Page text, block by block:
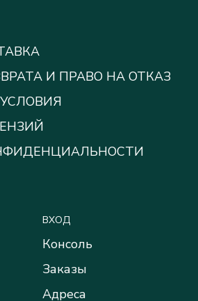
И ПРАВО НА ОТКАЗ
ВХОД
Консоль
Заказы
Адреса